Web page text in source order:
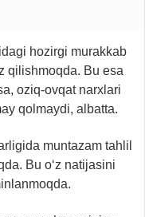
hozirgi murakkab
qilishmoqda. Bu esa
oziq-ovqat narxlari
qolmaydi, albatta.
muntazam tahlil
Bu o‘z natijasini